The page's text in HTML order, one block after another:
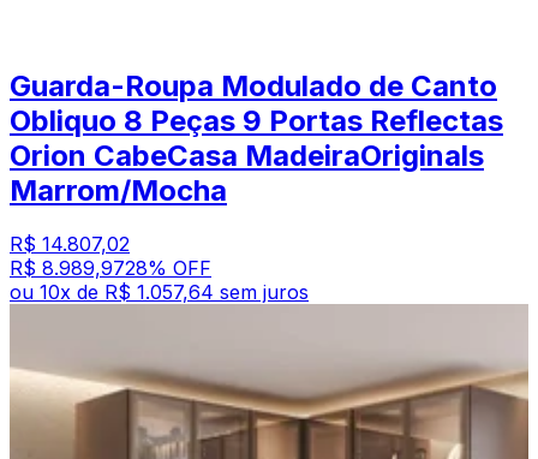
Guarda-Roupa Modulado de Canto
Obliquo 8 Peças 9 Portas Reflectas
Orion CabeCasa MadeiraOriginals
Marrom/Mocha
R$ 14.807,02
R$ 8.989,9728% OFF
ou 10x de R$ 1.057,64 sem juros